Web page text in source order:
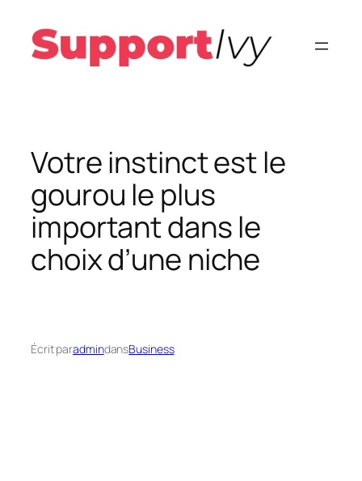
contenu
Votre instinct est le
gourou le plus
important dans le
choix d’une niche
Écrit paradmindansBusiness